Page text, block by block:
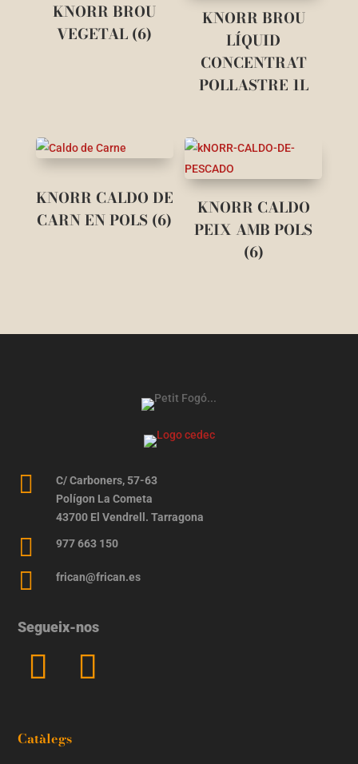
KNORR BROU
VEGETAL (6)
KNORR BROU
LÍQUID
CONCENTRAT
POLLASTRE 1L
KNORR CALDO DE
CARN EN POLS (6)
KNORR CALDO
PEIX AMB POLS
(6)

C/ Carboners, 57-63
Polígon La Cometa
43700 El Vendrell. Tarragona
 977 663 150
 frican@frican.es
Segueix-nos
Catàlegs